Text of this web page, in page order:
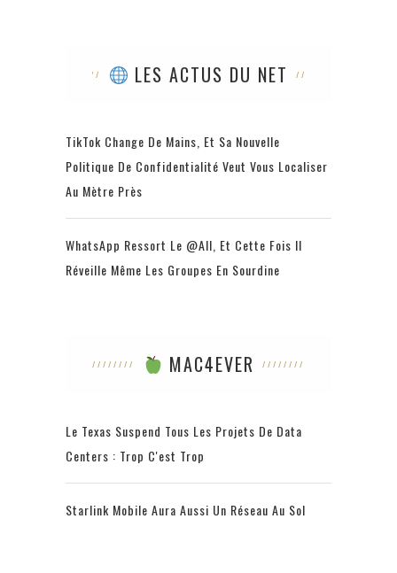
LES ACTUS DU NET
TikTok Change De Mains, Et Sa Nouvelle
Politique De Confidentialité Veut Vous Localiser
Au Mètre Près
WhatsApp Ressort Le @all, Et Cette Fois Il
Réveille Même Les Groupes En Sourdine
MAC4EVER
Le Texas Suspend Tous Les Projets De Data
Centers : Trop C'est Trop
Starlink Mobile Aura Aussi Un Réseau Au Sol